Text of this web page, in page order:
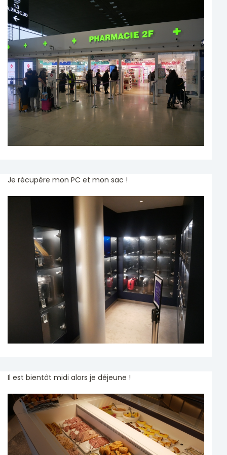
Je récupère mon PC et mon sac !
Il est bientôt midi alors je déjeune !